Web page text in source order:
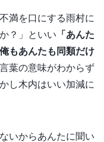
満を口にする雨村に
？」といい 「あんた
もあんたも同類だけ
葉の意味がわからず
し木内はいい加減に
いからあんたに聞い